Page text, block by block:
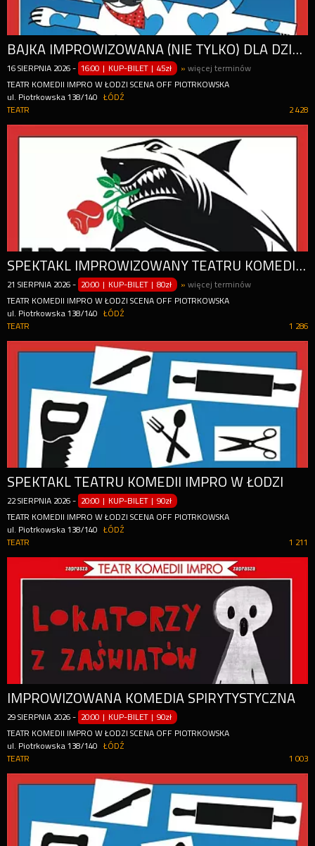
BAJKA IMPROWIZOWANA (NIE TYLKO) DLA DZIECI
16 SIERPNIA 2026 - 16:00 | KUP-BILET |45zł »więcej terminów
TEATR KOMEDII IMPRO W ŁODZI SCENA OFF PIOTRKOWSKA
ul. Piotrkowska 138/140
ŁÓDŹ
2 428
TEATR
SPEKTAKL IMPROWIZOWANY TEATRU KOMEDII IMPRO
21 SIERPNIA 2026 - 20:00 | KUP-BILET |80zł »więcej terminów
TEATR KOMEDII IMPRO W ŁODZI SCENA OFF PIOTRKOWSKA
ul. Piotrkowska 138/140
ŁÓDŹ
1 286
TEATR
SPEKTAKL TEATRU KOMEDII IMPRO W ŁODZI
22 SIERPNIA 2026 - 20:00 | KUP-BILET |90zł
TEATR KOMEDII IMPRO W ŁODZI SCENA OFF PIOTRKOWSKA
ul. Piotrkowska 138/140
ŁÓDŹ
1 211
TEATR
IMPROWIZOWANA KOMEDIA SPIRYTYSTYCZNA
29 SIERPNIA 2026 - 20:00 | KUP-BILET |90zł
TEATR KOMEDII IMPRO W ŁODZI SCENA OFF PIOTRKOWSKA
ul. Piotrkowska 138/140
ŁÓDŹ
1 003
TEATR